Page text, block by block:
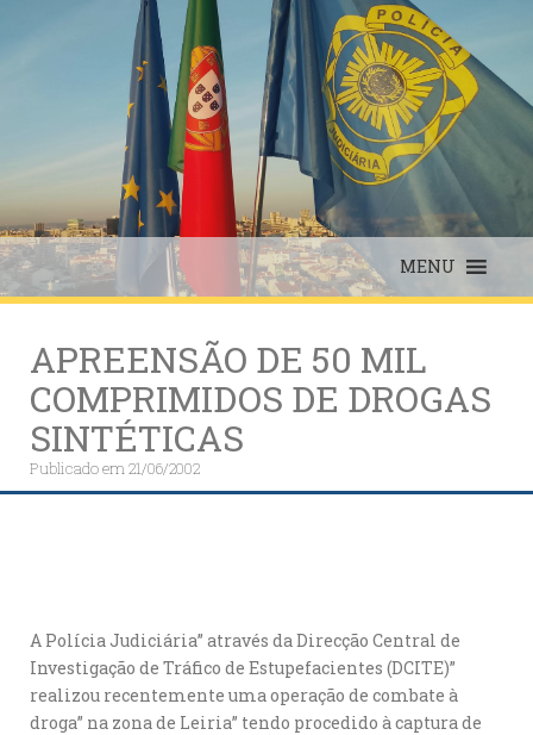
MENU
APREENSÃO DE 50 MIL
COMPRIMIDOS DE DROGAS
SINTÉTICAS
Publicado em21/06/2002
A Polícia Judiciária” através da Direcção Central de
Investigação de Tráfico de Estupefacientes (DCITE)”
realizou recentemente uma operação de combate à
droga” na zona de Leiria” tendo procedido à captura de